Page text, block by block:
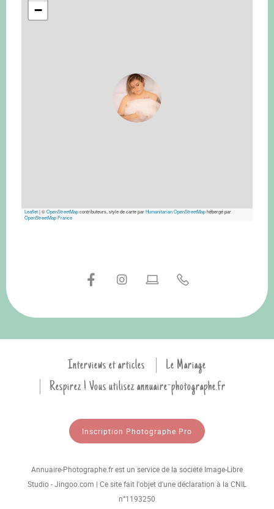
−
Leaflet|©OpenStreetMapcontributeurs, style de carte parHumanitarian OpenStreetMaphébergé par
OpenStreetMap France
Interviews et articles
Le Mariage
Respirez ! Vous utilisez annuaire-photographe.fr
Inscription Photographe Pro
Annuaire-Photographe.fr est un service de la société Image-Libre
Studio - Jingoo.com | Ce site fait l'objet d'une déclaration à la CNIL
n°1193250